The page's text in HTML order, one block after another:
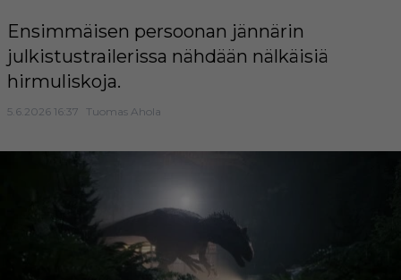
Ensimmäisen persoonan jännärin
julkistustrailerissa nähdään nälkäisiä
hirmuliskoja.
5.6.2026 16:37 Tuomas Ahola